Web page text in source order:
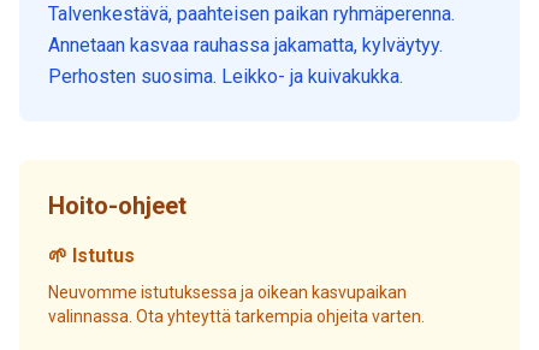
Talvenkestävä, paahteisen paikan ryhmäperenna.
Annetaan kasvaa rauhassa jakamatta, kylväytyy.
Perhosten suosima. Leikko- ja kuivakukka.
Hoito-ohjeet
🌱 Istutus
Neuvomme istutuksessa ja oikean kasvupaikan
valinnassa. Ota yhteyttä tarkempia ohjeita varten.